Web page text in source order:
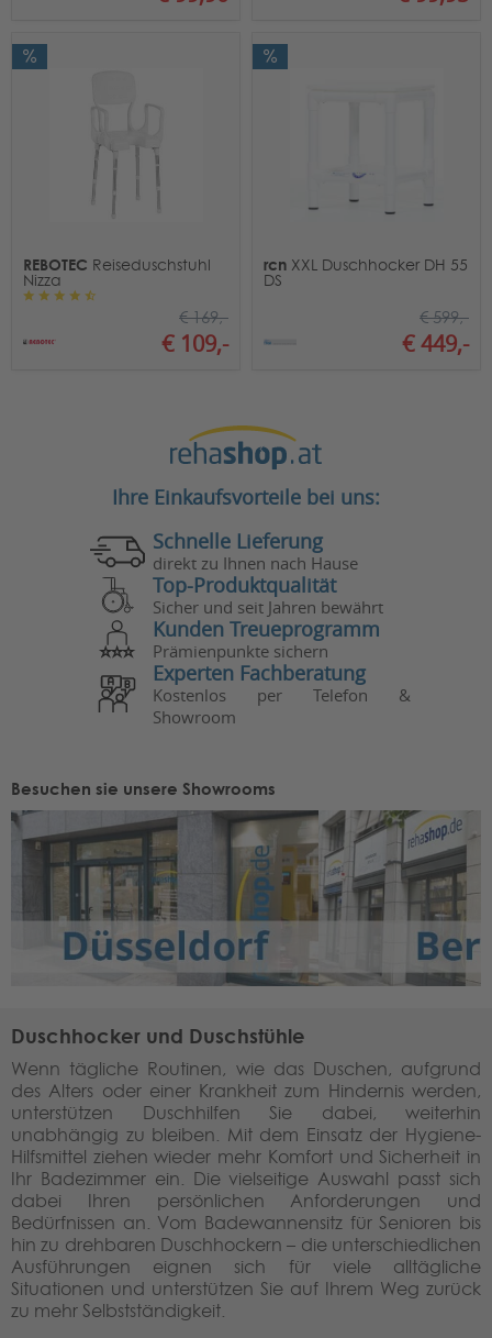
REBOTEC Reiseduschstuhl
Nizza
€ 109,-
€ 169,-
rcn XXL Duschhocker DH 55
DS
€ 449,-
€ 599,-
Ihre Einkaufsvorteile bei uns:
Schnelle Lieferung
direkt zu Ihnen nach Hause
Top-Produktqualität
Sicher und seit Jahren bewährt
Kunden Treueprogramm
Prämienpunkte sichern
Experten Fachberatung
Kostenlos per Telefon &
Showroom
Besuchen sie unsere Showrooms
Duschhocker und Duschstühle
Wenn tägliche Routinen, wie das Duschen, aufgrund
des Alters oder einer Krankheit zum Hindernis werden,
unterstützen Duschhilfen Sie dabei, weiterhin
unabhängig zu bleiben. Mit dem Einsatz der Hygiene-
Hilfsmittel ziehen wieder mehr Komfort und Sicherheit in
Ihr Badezimmer ein. Die vielseitige Auswahl passt sich
dabei Ihren persönlichen Anforderungen und
Bedürfnissen an. Vom Badewannensitz für Senioren bis
hin zu drehbaren Duschhockern – die unterschiedlichen
Ausführungen eignen sich für viele alltägliche
Situationen und unterstützen Sie auf Ihrem Weg zurück
zu mehr Selbstständigkeit.